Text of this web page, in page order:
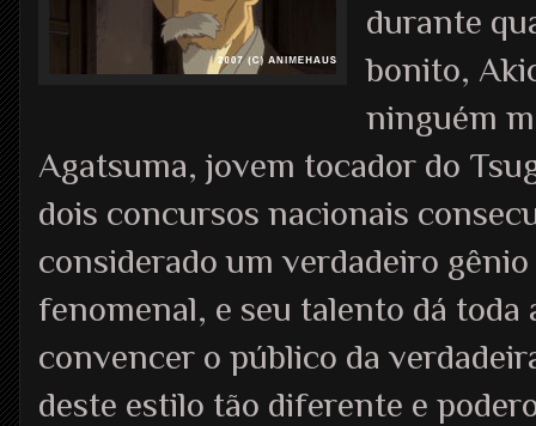
durante
bonito,
ninguém
Agatsuma, jovem tocador do
dois concursos nacionais
considerado um verdadeiro
fenomenal, e seu talento dá toda
convencer o público da
deste estilo tão diferente e